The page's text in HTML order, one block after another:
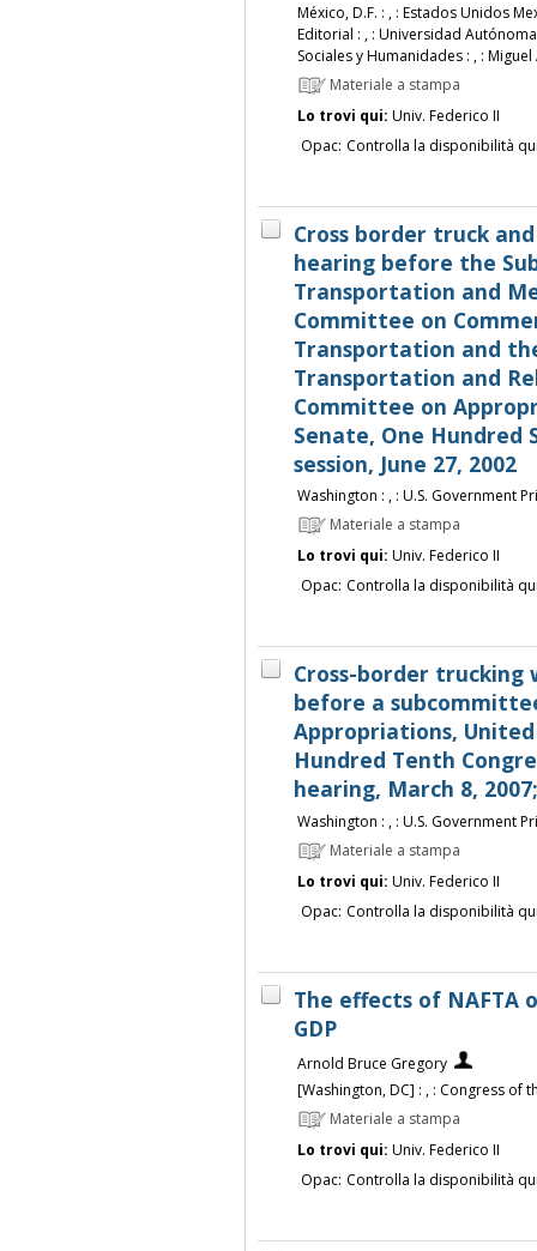
México, D.F. : , : Estados Unidos
Editorial : , : Universidad
Sociales y Humanidades : , :
Materiale a stampa
Lo trovi qui: Univ. Federico II
Opac: Controlla la disponibilità
Cross border truck
hearing before the
Transportation and
Committee on
Transportation and
Transportation and
Committee on
Senate, One Hundred
session, June 27, 2002
Washington : , : U.S. Government
Materiale a stampa
Lo trovi qui: Univ. Federico II
Opac: Controlla la disponibilità
Cross-border trucking
before a
Appropriations,
Hundred Tenth
hearing, March 8,
Washington : , : U.S. Government
Materiale a stampa
Lo trovi qui: Univ. Federico II
Opac: Controlla la disponibilità
The effects of NAFTA
GDP
Arnold Bruce Gregory
[Washington, DC] : , : Congress of
Materiale a stampa
Lo trovi qui: Univ. Federico II
Opac: Controlla la disponibilità